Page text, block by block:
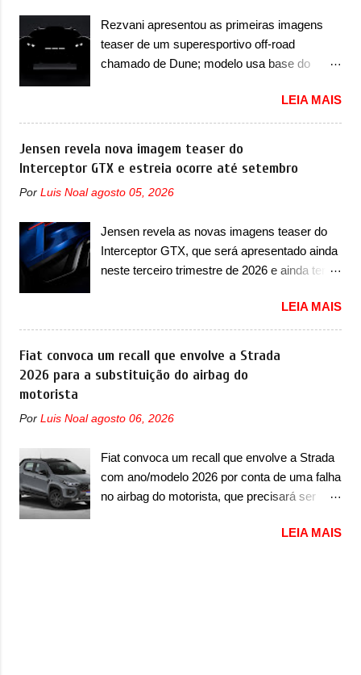
logo abaixo do logotipo e dos faróis. Ele ainda
possui um espaço para a placa novo abaixo
do vinco e uma nova entrada de ar inferio...
vez no segmento de... sedãs. Antecipado por
imagens teaser, o Formula S será o primeiro
três volumes da Fang Cheng Bao, que
Denza. Até o momento, a marca divulgou
algumas imagens externas e informações
sobre o sedã, que terá seu lançamento ainda
neste ano de 2026. Em termos de design, o
Formula S segue basicamente as mesmas
de Pequim, que aconteceu no primeiro
semestre. Na dianteira, o sedã conta com
faróis mais quadrados e compactos, com
Rezvani apresentou as primeiras imagens
teaser de um superesportivo off-road
chamado de Dune; modelo usa base do
Rezvani apresentou as primeiras imagens
teaser de um novo superesportivo que vai
oferecer aos seus consumidores. Trata-se do
Dune, um cupê superesportivo que terá uma
esportivos recentemente tiveram, como o
Huracán Sterrato. E o modelo italiano tem
grande parte no desenvolvimento do Dune.
Baseado no Huracán, o Dune nasce com
apresentou com o Sterrato, mas com um
design ainda mais Mad Max – algo
característico da Rezvani. Junto com as
imagens, a marca já confirmou que o Dune
serão apenas sete unidades produzidas...
Ele será equipado com um motor V10
Supercharger capaz de desenvolver cerca de
800cv que separou a performance exótica da
LEIA MAIS
Jensen revela nova imagem teaser do
Interceptor GTX e estreia ocorre até setembro
Por Luis Noal agosto 05, 2026
Jensen revela as novas imagens teaser do
Interceptor GTX, que será apresentado ainda
neste terceiro trimestre de 2026 e ainda terá
Jensen International Automotive (abreviação
de JIA) apresentou uma nova imagem teaser
que mostra como será o Interceptor GTX, o
esportivo que recolocará a marca no
mercado. O granturismo (GT) apareceu em
aparece o para-choque traseiro. A marca
apresentado no terceiro trimestre de 2026, ou
seja, acontecerá entre os meses de julho e
setembro (e já estamos em agosto), ou seja,
dia 30 de setembro. A marca confirmou que
LEIA MAIS
Fiat convoca um recall que envolve a Strada
2026 para a substituição do airbag do
motorista
Por Luis Noal agosto 06, 2026
Fiat convoca um recall que envolve a Strada
com ano/modelo 2026 por conta de uma falha
no airbag do motorista, que precisará ser
24 de outubro de 2025 que envolve osLEIA MAIS